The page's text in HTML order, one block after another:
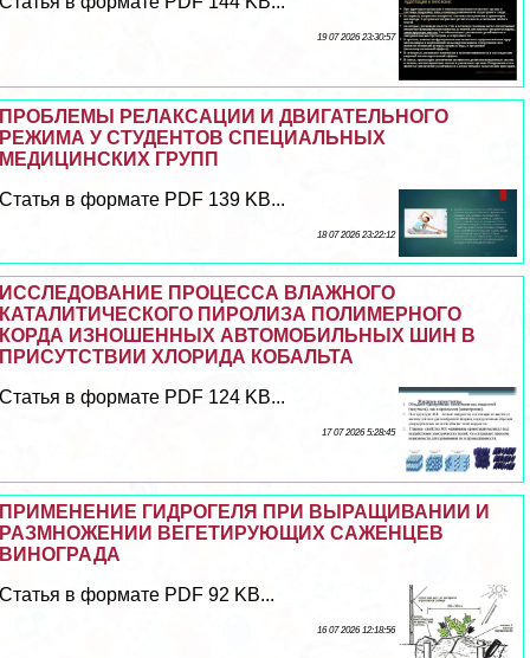
19 07 2026 23:30:57
ПРОБЛЕМЫ РЕЛАКСАЦИИ И ДВИГАТЕЛЬНОГО
РЕЖИМА У СТУДЕНТОВ СПЕЦИАЛЬНЫХ
МЕДИЦИНСКИХ ГРУПП
Статья в формате PDF 139 KB...
18 07 2026 23:22:12
ИССЛЕДОВАНИЕ ПРОЦЕССА ВЛАЖНОГО
КАТАЛИТИЧЕСКОГО ПИРОЛИЗА ПОЛИМЕРНОГО
КОРДА ИЗНОШЕННЫХ АВТОМОБИЛЬНЫХ ШИН В
ПРИСУТСТВИИ ХЛОРИДА КОБАЛЬТА
Статья в формате PDF 124 KB...
17 07 2026 5:28:45
ПРИМЕНЕНИЕ ГИДРОГЕЛЯ ПРИ ВЫРАЩИВАНИИ И
РАЗМНОЖЕНИИ ВЕГЕТИРУЮЩИХ САЖЕНЦЕВ
ВИНОГРАДА
Статья в формате PDF 92 KB...
16 07 2026 12:18:56